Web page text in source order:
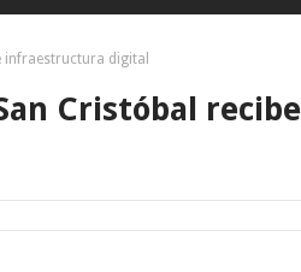
infraestructura digital
Cristóbal recibe